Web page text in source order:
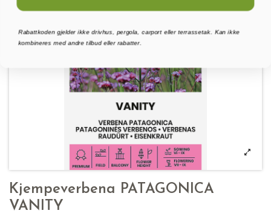
Kjempeverbena PATAGONICA
VANITY
Rabattkoden gjelder ikke drivhus, pergola, carport eller terrassetak. Kan ikke
kombineres med andre tilbud eller rabatter.